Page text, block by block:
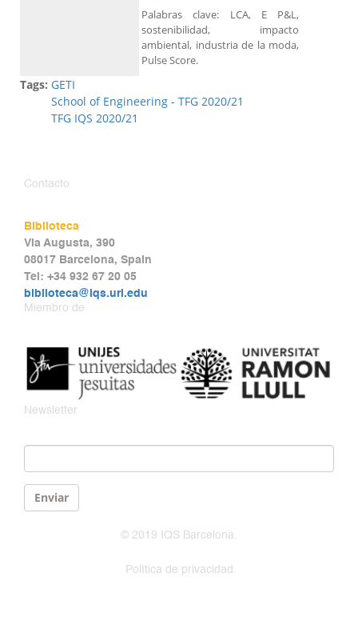
Palabras clave: LCA, E P&L,
sostenibilidad, impacto
ambiental, industria de la moda,
Pulse Score.
Tags: GETI
School of Engineering - TFG 2020/21
TFG IQS 2020/21
Contacto
Biblioteca
Via Augusta, 390
08017 Barcelona, Spain
Tel: +34 932 67 20 05
biblioteca@iqs.url.edu
Miembro de
Newsletter
Enviar
© 2019 IQS Barcelona.
Política de privacidad